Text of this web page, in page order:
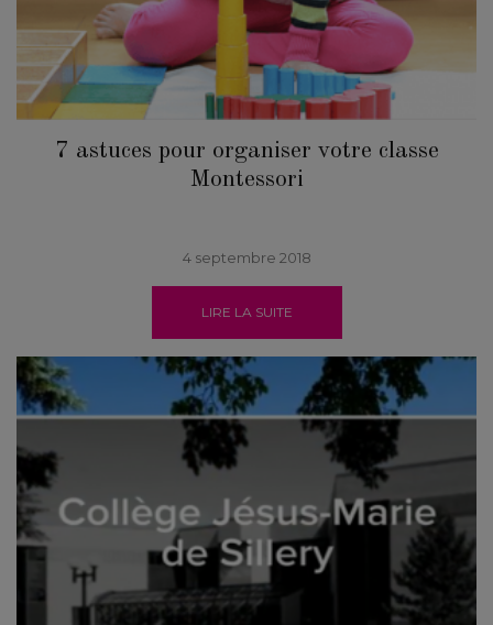
7 astuces pour organiser votre classe
Montessori
4 septembre 2018
LIRE LA SUITE